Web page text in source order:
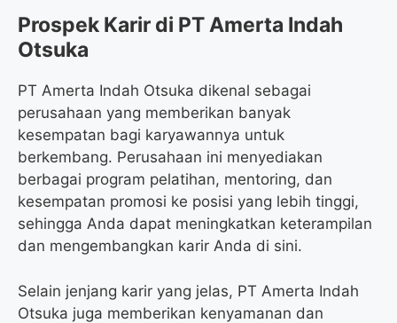
Prospek Karir di PT Amerta Indah
Otsuka
PT Amerta Indah Otsuka dikenal sebagai
perusahaan yang memberikan banyak
kesempatan bagi karyawannya untuk
berkembang. Perusahaan ini menyediakan
berbagai program pelatihan, mentoring, dan
kesempatan promosi ke posisi yang lebih tinggi,
sehingga Anda dapat meningkatkan keterampilan
dan mengembangkan karir Anda di sini.
Selain jenjang karir yang jelas, PT Amerta Indah
Otsuka juga memberikan kenyamanan dan